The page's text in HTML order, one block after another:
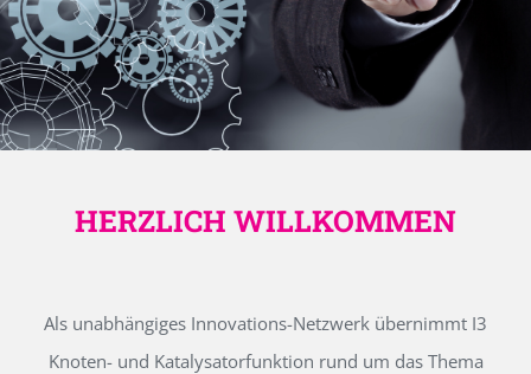
HERZLICH WILLKOMMEN
Als unabhängiges Innovations-Netzwerk übernimmt I3
Knoten- und Katalysatorfunktion rund um das Thema